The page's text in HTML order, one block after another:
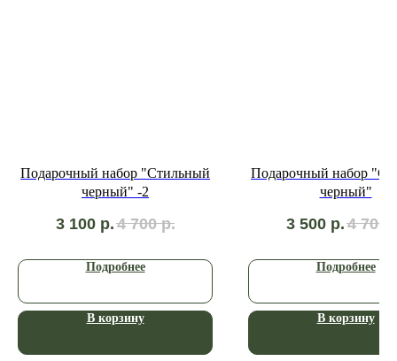
Подарочный набор "Стильный
черный" -2
3 100 р.4 700 р.
Подробнее
В корзину
Подарочный набор
черный"
3 500 р.4 700
Подробнее
В корзину